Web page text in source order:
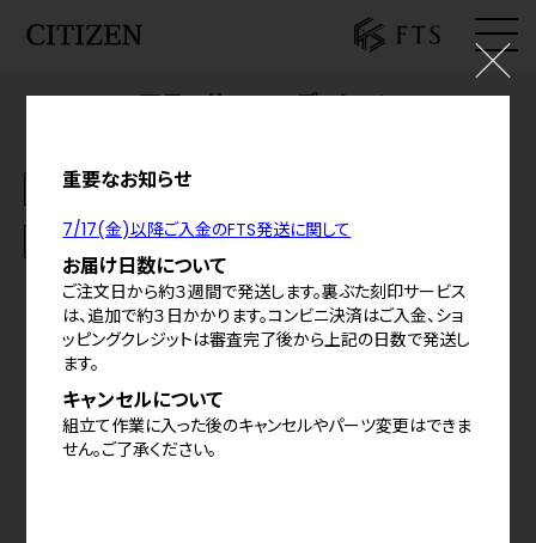
お気に入り
カート
特定商取引法に基づく表示
プライバシーポリシー
ご利用規約
アテッサ FTSエディション
基本仕様
お知らせ重要なお知らせ
7/17(金)以降ご入金のFTS発送に関して
お届け日数について
ご注文日から約３週間で発送します。裏ぶた刻印サービス
は、追加で約３日かかります。コンビニ決済はご入金、ショ
ッピングクレジットは審査完了後から上記の日数で発送し
ます。
キャンセルについて
組立て作業に入った後のキャンセルやパーツ変更はできま
せん。ご了承ください。